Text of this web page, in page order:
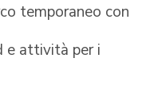
temporaneo con
e attività per i